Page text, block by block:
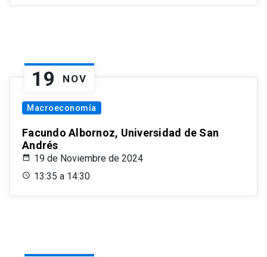
19 NOV
Macroeconomía
Facundo Albornoz, Universidad de San
Andrés
19 de Noviembre de 2024
13:35 a 14:30